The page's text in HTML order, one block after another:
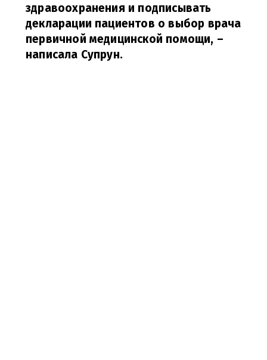
здравоохранения и подписывать
декларации пациентов о выбор врача
первичной медицинской помощи, –
написала Супрун.